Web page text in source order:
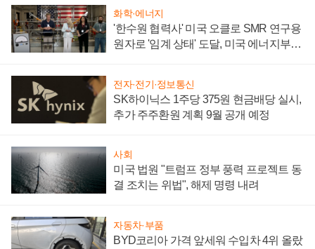
화학·에너지
'한수원 협력사' 미국 오클로 SMR 연구용
원자로 '임계 상태' 도달, 미국 에너지부
전자·전기·정보통신
SK하이닉스 1주당 375원 현금배당 실시,
추가 주주환원 계획 9월 공개 예정
사회
미국 법원 "트럼프 정부 풍력 프로젝트 동
결 조치는 위법", 해제 명령 내려
자동차·부품
BYD코리아 가격 앞세워 수입차 4위 올랐